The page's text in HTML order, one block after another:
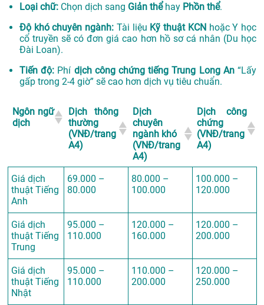
Loại chữ: Chọn dịch sang Giản thểhay Phồn thể.
Độ khó chuyên ngành: Tài liệu Kỹ thuật KCNhoặc Y học
cổ truyền sẽ có đơn giá cao hơn hồ sơ cá nhân (Du học
Đài Loan).
Tiến độ: Phí dịch công chứng tiếng Trung Long An“Lấy
gấp trong 2-4 giờ” sẽ cao hơn dịch vụ tiêu chuẩn.
Ngôn ngữ
dịch
Dịch thông
thường
(VNĐ/trang
A4)
Dịch
chuyên
ngành khó
(VNĐ/trang
A4)
Dịch công
chứng
(VNĐ/trang
A4)
Giá dịch
thuật Tiếng
Anh
69.000 –
80.000
80.000 –
100.000
100.000 –
120.000
Giá dịch
thuật Tiếng
Trung
95.000 –
110.000
120.000 –
160.000
120.000 –
200.000
Giá dịch
thuật Tiếng
Nhật
95.000 –
110.000
110.000 –
200.000
120.000 –
250.000